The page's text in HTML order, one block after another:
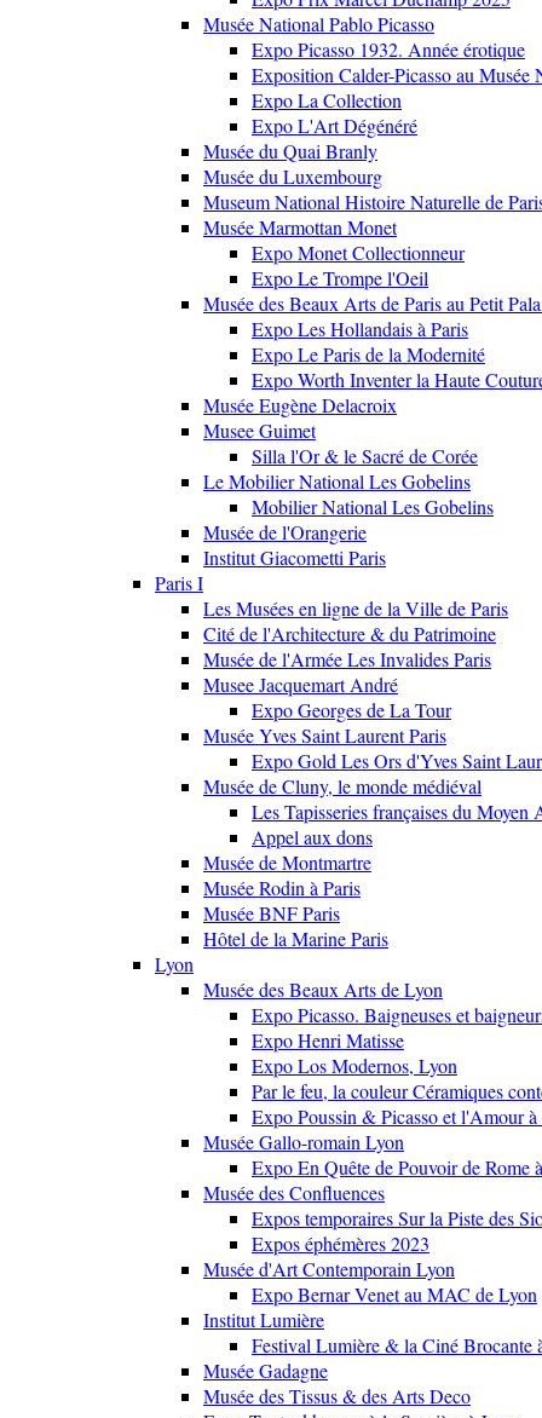
Musée National Pablo Picasso
Expo Picasso 1932. Année érotique
Exposition Calder-Picasso au Musée
Expo La Collection
Expo L'Art Dégénéré
Musée du Quai Branly
Musée du Luxembourg
Museum National Histoire Naturelle de
Musée Marmottan Monet
Expo Monet Collectionneur
Expo Le Trompe l'Oeil
Musée des Beaux Arts de Paris au Petit
Expo Les Hollandais à Paris
Expo Le Paris de la Modernité
Expo Worth Inventer la Haute
Musée Eugène Delacroix
Musee Guimet
Silla l'Or & le Sacré de Corée
Le Mobilier National Les Gobelins
Mobilier National Les Gobelins
Musée de l'Orangerie
Institut Giacometti Paris
Paris I
Les Musées en ligne de la Ville de Paris
Cité de l'Architecture & du Patrimoine
Musée de l'Armée Les Invalides Paris
Musee Jacquemart André
Expo Georges de La Tour
Musée Yves Saint Laurent Paris
Expo Gold Les Ors d'Yves Saint
Musée de Cluny, le monde médiéval
Les Tapisseries françaises du Moyen
Appel aux dons
Musée de Montmartre
Musée Rodin à Paris
Musée BNF Paris
Hôtel de la Marine Paris
Lyon
Musée des Beaux Arts de Lyon
Expo Picasso. Baigneuses et
Expo Henri Matisse
Expo Los Modernos, Lyon
Par le feu, la couleur Céramiques
Expo Poussin & Picasso et l'Amour
Musée Gallo-romain Lyon
Expo En Quête de Pouvoir de Rome
Musée des Confluences
Expos temporaires Sur la Piste des
Expos éphémères 2023
Musée d'Art Contemporain Lyon
Expo Bernar Venet au MAC de Lyon
Institut Lumière
Festival Lumière & la Ciné Brocante
Musée Gadagne
Musée des Tissus & des Arts Deco